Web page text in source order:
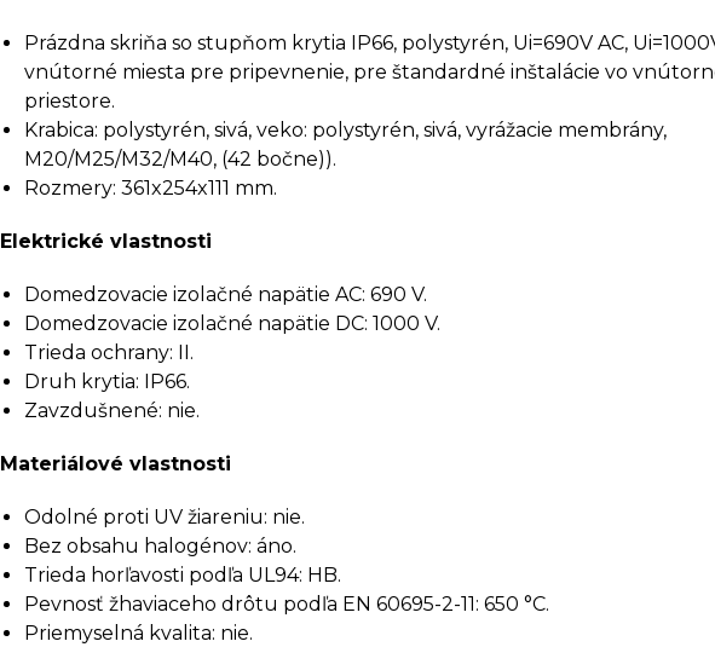
Prázdna skriňa so stupňom krytia IP66, polystyrén, Ui=690V AC,
vnútorné miesta pre pripevnenie, pre štandardné inštalácie vo
priestore.
Krabica: polystyrén, sivá, veko: polystyrén, sivá, vyrážacie membrány,
M20/M25/M32/M40, (42 bočne)).
Rozmery: 361x254x111 mm.
Elektrické vlastnosti
Domedzovacie izolačné napätie AC: 690 V.
Domedzovacie izolačné napätie DC: 1000 V.
Trieda ochrany: II.
Druh krytia: IP66.
Zavzdušnené: nie.
Materiálové vlastnosti
Odolné proti UV žiareniu: nie.
Bez obsahu halogénov: áno.
Trieda horľavosti podľa UL94: HB.
Pevnosť žhaviaceho drôtu podľa EN 60695-2-11: 650 °C.
Priemyselná kvalita: nie.